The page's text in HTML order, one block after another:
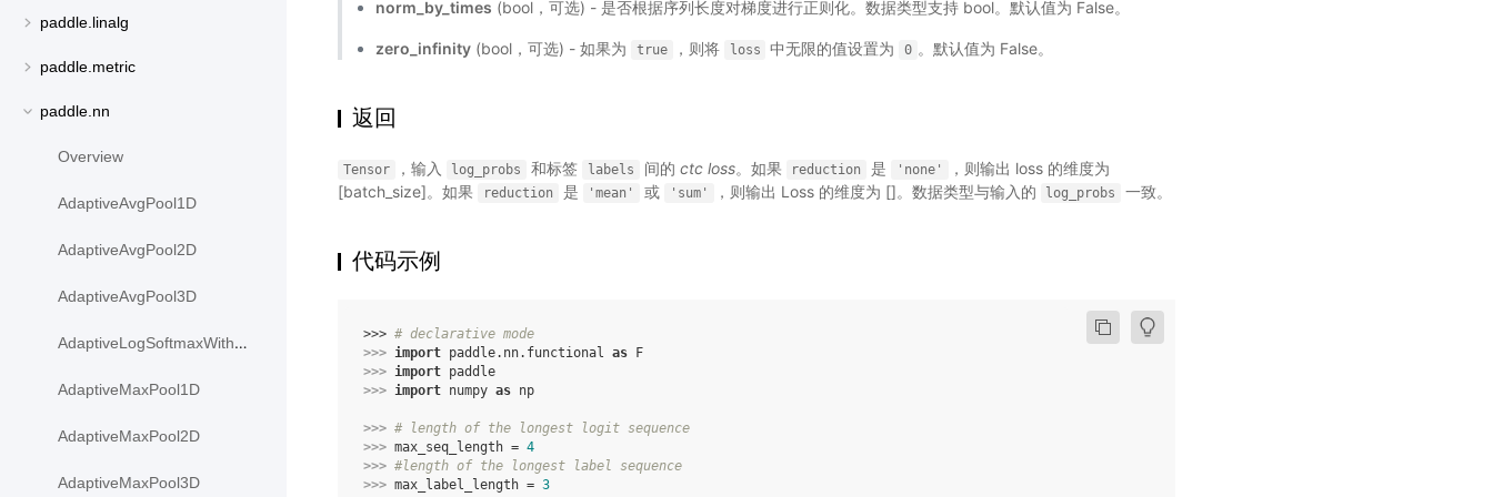
paddle.linalg
paddle.metric
paddle.nn
Overview
AdaptiveAvgPool1D
AdaptiveAvgPool2D
AdaptiveAvgPool3D
AdaptiveLogSoftmaxWithLoss
AdaptiveMaxPool1D
AdaptiveMaxPool2D
AdaptiveMaxPool3D
norm_by_times (bool，可选) - 是否根据序列长度对梯度进行正则化。数据类型支持 bool。默认值为 False。
zero_infinity (bool，可选) - 如果为 true ，则将 loss 中无限的值设置为 0 。默认值为 False。
返回
Tensor ，输入 log_probs 和标签 labels 间的 ctc loss。如果 reduction 是 'none'
，则输出 loss 的维度为
[batch_size]。如果
reduction 是 'mean' 或 'sum' ，则输出 Loss 的维度为 []。数据类型与输入的 log_probs 一致。
代码示例
>>> # declarative mode
>>> import paddle.nn.functional as
F
>>> import paddle
>>> import numpy as np
>>> # length of the longest logit sequence
>>> max_seq_length = 4
>>> #length of the longest label sequence
>>> max_label_length = 3